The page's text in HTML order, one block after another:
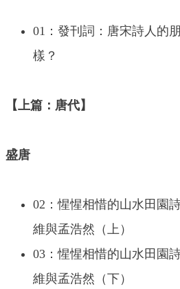
01：發刊詞：唐宋詩人的
樣？
【上篇：唐代】
盛唐
02：惺惺相惜的山水田
維與孟浩然（上）
03：惺惺相惜的山水田
維與孟浩然（下）